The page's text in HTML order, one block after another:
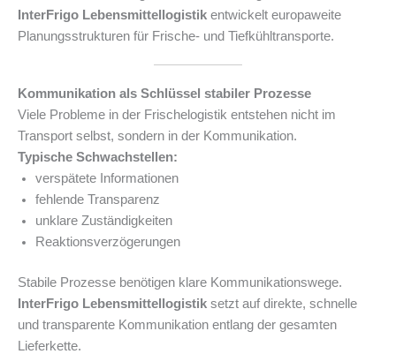
InterFrigo Lebensmittellogistik entwickelt europaweite
Planungsstrukturen für Frische- und Tiefkühltransporte.
Kommunikation als Schlüssel stabiler Prozesse
Viele Probleme in der Frischelogistik entstehen nicht im
Transport selbst, sondern in der Kommunikation.
Typische Schwachstellen:
verspätete Informationen
fehlende Transparenz
unklare Zuständigkeiten
Reaktionsverzögerungen
Stabile Prozesse benötigen klare Kommunikationswege.
InterFrigo Lebensmittellogistik setzt auf direkte, schnelle
und transparente Kommunikation entlang der gesamten
Lieferkette.